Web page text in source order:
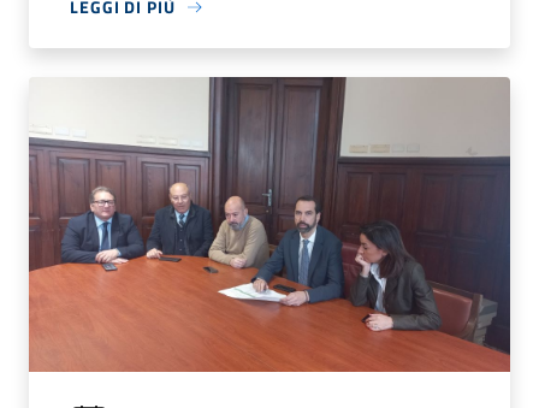
LEGGI DI PIÙ